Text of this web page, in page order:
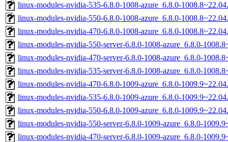
linux-modules-nvidia-535-6.8.0-1008-azure_6.8.0-
linux-modules-nvidia-550-6.8.0-1008-azure_6.8.0-
linux-modules-nvidia-470-6.8.0-1008-azure_6.8.0-
linux-modules-nvidia-550-server-6.8.0-1008-azure_6.8.0-
linux-modules-nvidia-470-server-6.8.0-1008-azure_6.8.0-
linux-modules-nvidia-535-server-6.8.0-1008-azure_6.8.0-
linux-modules-nvidia-470-6.8.0-1009-azure_6.8.0-
linux-modules-nvidia-535-6.8.0-1009-azure_6.8.0-
linux-modules-nvidia-550-6.8.0-1009-azure_6.8.0-
linux-modules-nvidia-550-server-6.8.0-1009-azure_6.8.0-
linux-modules-nvidia-470-server-6.8.0-1009-azure_6.8.0-